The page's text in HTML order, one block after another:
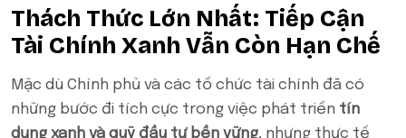
Thách Thức Lớn Nhất: Tiếp Cận
Tài Chính Xanh Vẫn Còn Hạn Chế
Mặc dù Chính phủ và các tổ chức tài chính đã có
những bước đi tích cực trong việc phát triển tín
dụng xanh và quỹ đầu tư bền vững, nhưng thực tế